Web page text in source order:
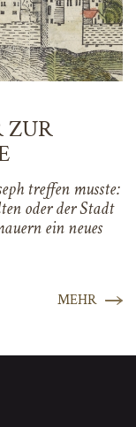
ZUR
treffen musste:
oder der Stadt
ein neues
MEHR